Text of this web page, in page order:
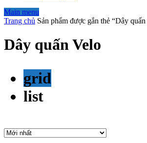
Main menu
Trang chủ Sản phẩm được gắn thẻ “Dây
Dây quấn Velo
grid
list